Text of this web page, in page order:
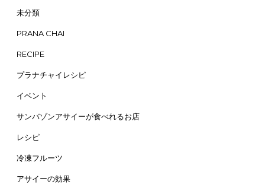
未分類
PRANA CHAI
RECIPE
プラナチャイレシピ
イベント
サンバゾンアサイーが食べれるお店
レシピ
冷凍フルーツ
アサイーの効果